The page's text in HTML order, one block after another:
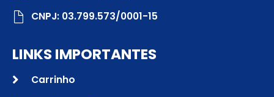
CNPJ: 03.799.573/0001-15
LINKS IMPORTANTES
Carrinho